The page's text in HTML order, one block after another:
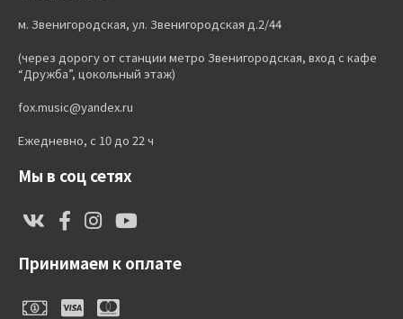
м. Звенигородская, ул. Звенигородская д.2/44
(через дорогу от станции метро Звенигородская, вход с кафе
“Дружба”, цокольный этаж)
fox.music@yandex.ru
Ежедневно, с 10 до 22 ч
Мы в соц сетях
Принимаем к оплате